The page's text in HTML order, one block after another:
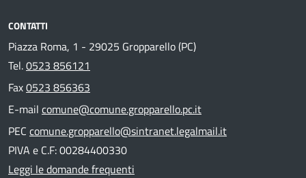
CONTATTI
Piazza Roma, 1 - 29025 Gropparello (PC)
Tel.0523 856121
Fax0523 856363
E-mail comune@comune.gropparello.pc.it
PEC comune.gropparello@sintranet.legalmail.it
PIVA e C.F: 00284400330
Leggi le domande frequenti